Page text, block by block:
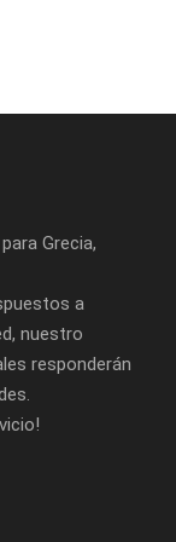
y pasar la
AL
casi
donde
las hadas.
Grecia,
a
nuestro
responderán